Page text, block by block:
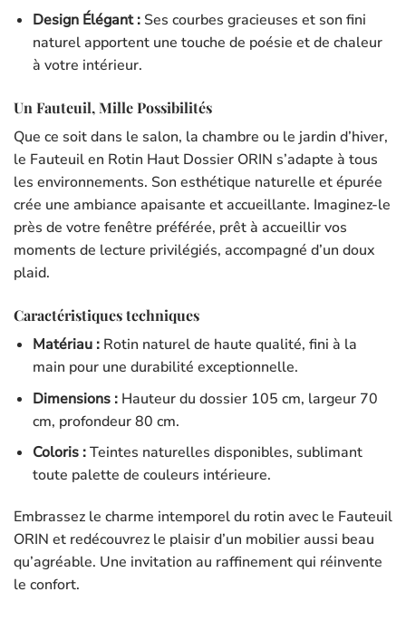
Design Élégant :Ses courbes gracieuses et son fini
naturel apportent une touche de poésie et de chaleur
à votre intérieur.
Un Fauteuil, Mille Possibilités
Que ce soit dans le salon, la chambre ou le jardin d’hiver,
le Fauteuil en Rotin Haut Dossier ORIN s’adapte à tous
les environnements. Son esthétique naturelle et épurée
crée une ambiance apaisante et accueillante. Imaginez-le
près de votre fenêtre préférée, prêt à accueillir vos
moments de lecture privilégiés, accompagné d’un doux
plaid.
Caractéristiques techniques
Matériau :Rotin naturel de haute qualité, fini à la
main pour une durabilité exceptionnelle.
Dimensions :Hauteur du dossier 105 cm, largeur 70
cm, profondeur 80 cm.
Coloris :Teintes naturelles disponibles, sublimant
toute palette de couleurs intérieure.
Embrassez le charme intemporel du rotin avec le Fauteuil
ORIN et redécouvrez le plaisir d’un mobilier aussi beau
qu’agréable. Une invitation au raffinement qui réinvente
le confort.